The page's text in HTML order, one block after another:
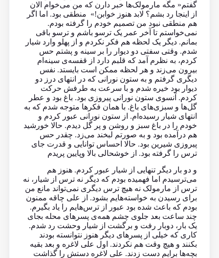
گفتم« مگه مارمولک‌ها خبر دارن که من می‌خوام الان
از اینجا رد بشم؟ لابد هنوز خوابن!» منطقی بود. اما اگر
هم منطقی نبود من تصمیم خودم را گرفته بودم.
نمی‌خواستم تا آخر عمر یک ترسو باشم و ترسو باقی
بمانم. دیگر یک لحظه هم فکر نکردم و از پهلو وارد شیار
شدم. وقتی سفتی دو دیوار را بر سینه و‌ پشتم حس
کردم، به نظرم آمد که قلبم دارد از قفسه‌ی سینه‌ام
بیرون می‌زند و هر لحظه ممکن است بایستد. نفس
دیگری گرفتم و به ستون نورانی که در انتهای درز دو
دیوار بود خیره شدم و با سرعت به طرفش حرکت
کردم. آنسوی ستون نورانی پیروزی بود. باغ بود و عطر
گل‌ها و سبزی‌های باغ. با همان فکرها متوجه شدم که به
انتهای شیار رسیده‌ام. از ستون نورانی عبور کردم و
خودم را در باغ سبز و روشن و پر گل دیدم. حالا خورشید
هم درآمده بود و به صورتم لبخند می‌زد. چقدر حس
پیروزی شیرین بود. حالا احساس توانایی و قدرت جای
ترس را گرفته بود. از خوشحالی بالا و‌پایین پریدم
و دو بار دیگر تنهایی از شیار عبور کردم. هنوز هم
می‌ترسیدم اما فهمیده بودم که دیگر نه ترس از شیار، نه
ترس از مارمولک نه هیچ ترس دیگری نمی‌تواند مانع من
برای رسیدن به خواسته‌هایم بشود. از علی چاقه ممنون
بودم که باعث شده بود عبور از ترس‌هایم را یاد بگیرم.
چند ساعت بعد جلوی چشم همه‌ی پسرهای محله بجای
یک بار، دوبار رفت و برگشت از شیار وحشت رد شدم.
کاری که خیلی از پسرهای دیگر هنوز نتوانسته بودند
بکنند و هیچ وقت هم نکردند. اول علی لاغره و بعد بقیه
بچه‌ها برایم دست زدند. علی لاغره دستش را گذاشت